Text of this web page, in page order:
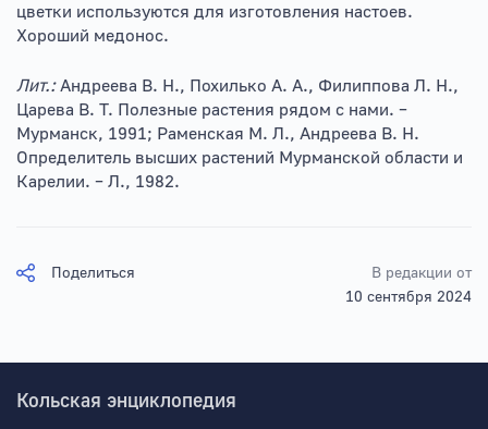
цветки используются для изготовления настоев.
Хороший медонос.
Лит.:Андреева В. Н., Похилько А. А., Филиппова Л. Н.,
Царева В. Т. Полезные растения рядом с нами. –
Мурманск, 1991; Раменская М. Л., Андреева В. Н.
Определитель высших растений Мурманской области и
Карелии. – Л., 1982.
Поделиться
В редакции от
10 сентября 2024
Кольская энциклопедия